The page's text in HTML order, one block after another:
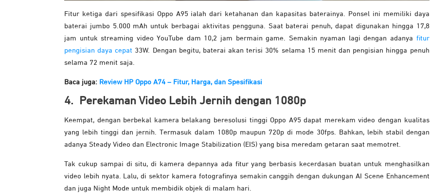
Fitur ketiga dari spesifikasi Oppo A95 ialah dari ketahanan dan kapasitas baterainya. Ponsel ini memiliki daya
baterai jumbo 5.000 mAh untuk berbagai aktivitas pengguna. Saat baterai penuh, dapat digunakan hingga 17,8
jam untuk streaming video YouTube dam 10,2 jam bermain game. Semakin nyaman lagi dengan adanya fitur
pengisian daya cepat 33W. Dengan begitu, baterai akan terisi 30% selama 15 menit dan pengisian hingga penuh
selama 72 menit saja.
Baca juga: Review HP Oppo A74 – Fitur, Harga, dan Spesifikasi
4. Perekaman Video Lebih Jernih dengan 1080p
Keempat, dengan berbekal kamera belakang beresolusi tinggi Oppo A95 dapat merekam video dengan kualitas
yang lebih tinggi dan jernih. Termasuk dalam 1080p maupun 720p di mode 30fps. Bahkan, lebih stabil dengan
adanya Steady Video dan Electronic Image Stabilization (EIS) yang bisa meredam getaran saat memotret.
Tak cukup sampai di situ, di kamera depannya ada fitur yang berbasis kecerdasan buatan untuk menghasilkan
video lebih nyata. Lalu, di sektor kamera fotografinya semakin canggih dengan dukungan AI Scene Enhancement
dan juga Night Mode untuk membidik objek di malam hari.